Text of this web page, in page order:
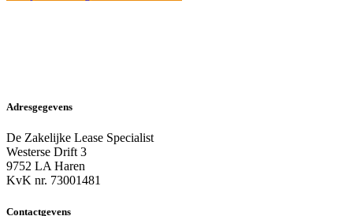
Adresgegevens
De Zakelijke Lease Specialist
Westerse Drift 3
9752 LA Haren
KvK nr. 73001481
Contactgevens